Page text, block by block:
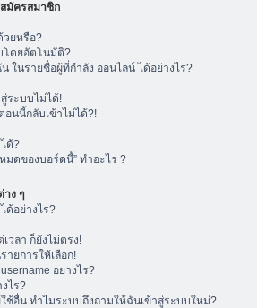
มัครสมาชิก
วยหรือ?
โดยอัตโนมัติ?
ในรายชื่อผู้ที่กำลัง ออนไลน์ ได้อย่างไร?
ระบบไม่ได้!
อนนี้กลับเข้าไม่ได้?!
ด้?
มดของบอร์ดนี้” ทำอะไร ?
าง ๆ
ด้อย่างไร?
วลา ก็ยังไม่ตรง!
ยการให้เลือก!
อย่างไร?
ไร?
ช้อื่น ทำไมระบบถึงถามให้ฉันเข้าสู่ระบบใหม่?